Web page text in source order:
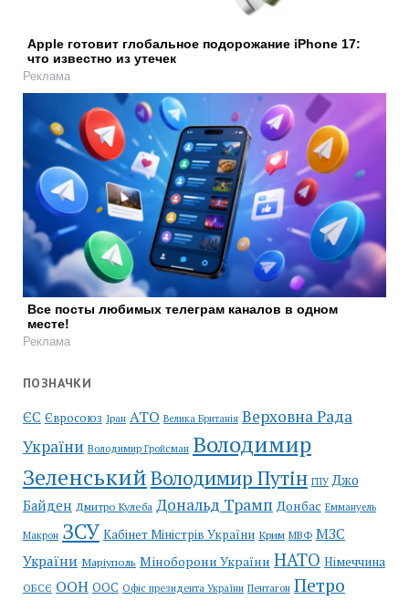
Apple готовит глобальное подорожание iPhone 17:
что известно из утечек
Реклама
Все посты любимых телеграм каналов в одном
месте!
Реклама
ПОЗНАЧКИ
ЄС Євросоюз Іран АТО Велика Британія Верховна Рада
України Володимир Гройсман Володимир
ЗеленськийВолодимир Путін ГПУ Джо
Байден Дмитро Кулеба Дональд Трамп Донбас Еммануель
Макрон ЗСУ Кабінет Міністрів України Крим МВФ МЗС
України Маріуполь Міноборони України НАТО Німеччина
ОБСЄ ООН ООС Офіс президента України Пентагон Петро